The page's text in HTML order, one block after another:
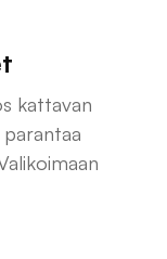
kattavan